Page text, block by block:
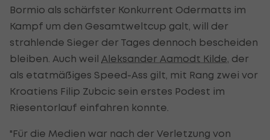
Bormio als schärfster Konkurrent Odermatts im
Kampf um den Gesamtweltcup galt, will der
strahlende Sieger der Tages dennoch bescheiden
bleiben. Auch weil Aleksander Aamodt Kilde , der
als etatmäßiges Speed-Ass gilt, mit Rang zwei vor
Kroatiens Filip Zubcic sein erstes Podest im
Riesentorlauf einfahren konnte.
"Für die Medien war nach der Verletzung von